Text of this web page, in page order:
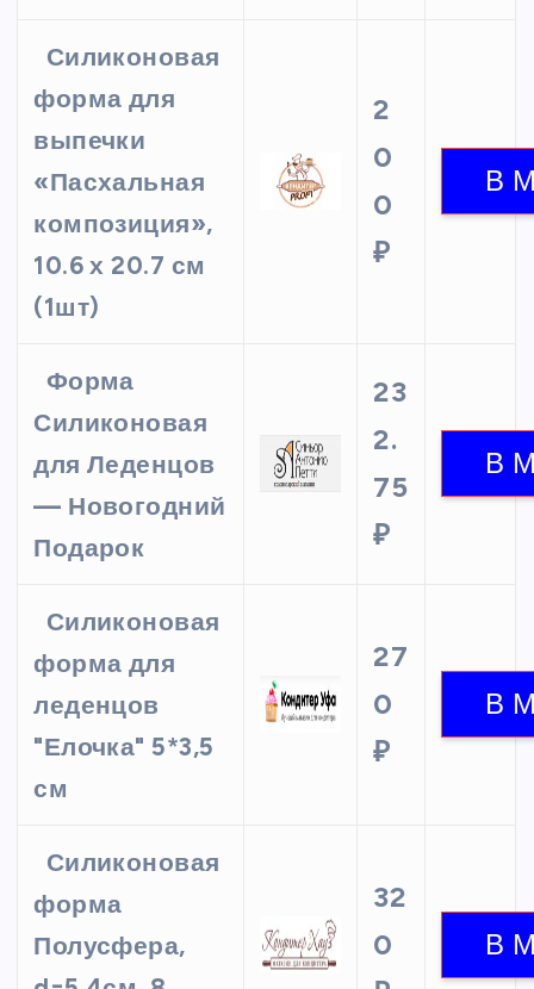
Силиконовая
форма для
выпечки
«Пасхальная
композиция»,
10.6 х 20.7 см
(1шт)
2
0
0
₽
Форма
Силиконовая
для Леденцов
— Новогодний
Подарок
23
2.
75
₽
Силиконовая
форма для
леденцов
"Елочка" 5*3,5
см
27
0
₽
Силиконовая
форма
Полусфера,
32
0